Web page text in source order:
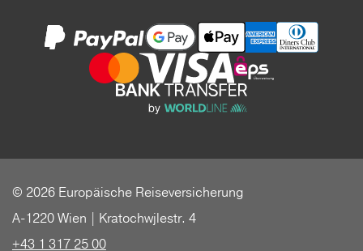
© 2026 Europäische Reiseversicherung
A-1220 Wien | Kratochwjlestr. 4
+43 1 317 25 00